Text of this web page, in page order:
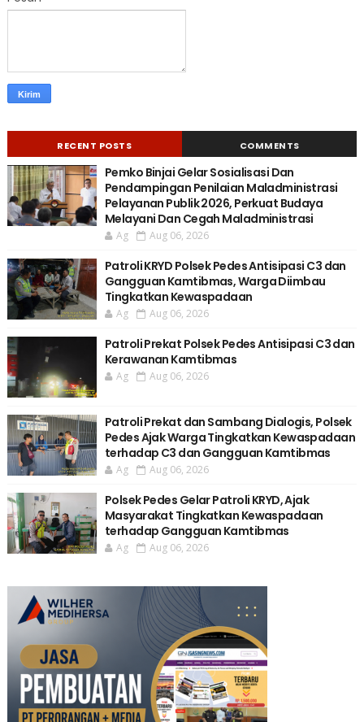
RECENT POSTS COMMENTS
Pemko Binjai Gelar Sosialisasi Dan
Pendampingan Penilaian Maladministrasi
Pelayanan Publik 2026, Perkuat Budaya
Melayani Dan Cegah Maladministrasi
Ag Aug 06, 2026
Patroli KRYD Polsek Pedes Antisipasi C3 dan
Gangguan Kamtibmas, Warga Diimbau
Tingkatkan Kewaspadaan
Ag Aug 06, 2026
Patroli Prekat Polsek Pedes Antisipasi C3 dan
Kerawanan Kamtibmas
Ag Aug 06, 2026
Patroli Prekat dan Sambang Dialogis, Polsek
Pedes Ajak Warga Tingkatkan Kewaspadaan
terhadap C3 dan Gangguan Kamtibmas
Ag Aug 06, 2026
Polsek Pedes Gelar Patroli KRYD, Ajak
Masyarakat Tingkatkan Kewaspadaan
terhadap Gangguan Kamtibmas
Ag Aug 06, 2026